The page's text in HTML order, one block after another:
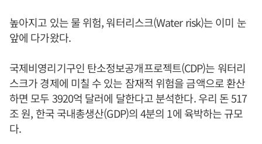
높아지고 있는 물 위험, 워터리스크(Water risk)는 이미 눈
앞에 다가왔다.
국제비영리기구인 탄소정보공개프로젝트(CDP)는 워터리
스크가 경제에 미칠 수 있는 잠재적 위험을 금액으로 환산
하면 모두 3920억 달러에 달한다고 분석한다. 우리 돈 517
조 원, 한국 국내총생산(GDP)의 4분의 1에 육박하는 규모
다.